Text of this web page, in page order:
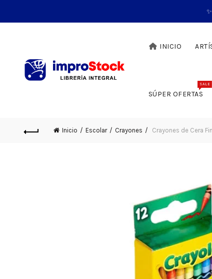
INICIO
SÚPER OFERTAS
SALE
Inicio Escolar Crayones Crayones de Cera